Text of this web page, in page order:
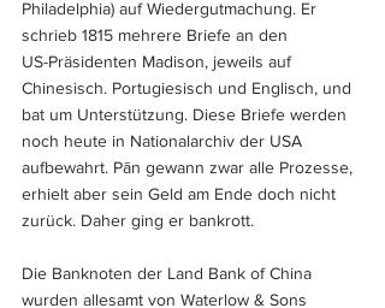
Philadelphia) auf Wiedergutmachung. Er
schrieb 1815 mehrere Briefe an den
US-Präsidenten Madison, jeweils auf
Chinesisch. Portugiesisch und Englisch, und
bat um Unterstützung. Diese Briefe werden
noch heute in Nationalarchiv der USA
aufbewahrt. Pān gewann zwar alle Prozesse,
erhielt aber sein Geld am Ende doch nicht
zurück. Daher ging er bankrott.
Die Banknoten der Land Bank of China
wurden allesamt von Waterlow & Sons